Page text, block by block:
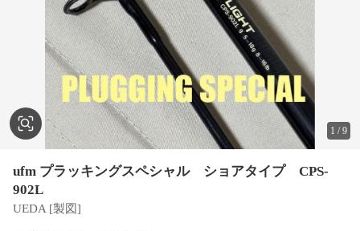
1 /9
ufm プラッキングスペシャル ショアタイプ CPS-
902L
UEDA [製図]